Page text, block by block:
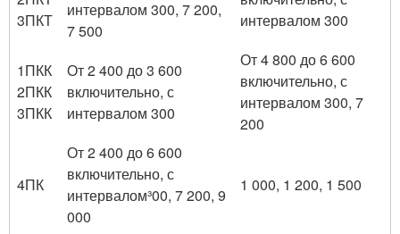
3ПКТ
интервалом 300, 7 200,
7 500
интервалом 300
1ПКК
2ПКК
3ПКК
От 2 400 до 3 600
включительно, с
интервалом 300
От 4 800 до 6 600
включительно, с
интервалом 300, 7
200
4ПК
От 2 400 до 6 600
включительно, с
интервалом³00, 7 200, 9
000
1 000, 1 200, 1 500